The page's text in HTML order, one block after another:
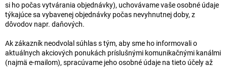
si ho počas vytvárania objednávky), uchovávame vaše osobné údaje
týkajúce sa vybavenej objednávky počas nevyhnutnej doby, z
dôvodov napr. daňových.
Ak zákazník neodvolal súhlas s tým, aby sme ho informovali o
aktuálnych akciových ponukách príslušnými komunikačnými kanálmi
(najmä e-mailom), spracúvame jeho osobné údaje na tieto účely až